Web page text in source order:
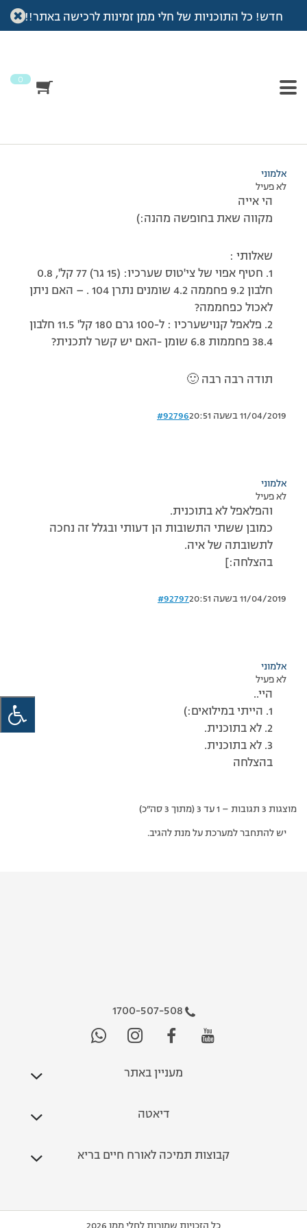
חדש! כל התוכניות של חלי ממן זמינות לרכישה באתר!!
0
עמוד הבית >דיונים>פורום >שאלות
מוצגות 3 תגובות – 1 עד 3 (מתוך 3 סה״כ)
אלמוני
לא פעיל
הי אייה
מקווה שאת בחופשה מהנה:)
שאלותי :
1. חטיף אפוי של צי'טוס שערכיו: (15 גר) 77 קל', 0.8
חלבון 9.2 פחממה 4.2 שומנים נתרן 104 . – האם ניתן
לאכול כפחממה?
2. פלאפל קנוישערכיו : ל-100 גרם 180 קל' 11.5 חלבון
38.4 פחממות 6.8 שומן -האם יש קשר לתכנית?
תודה רבה רבה 🙂
11/04/2019 בשעה 20:51 #92796
אלמוני
לא פעיל
והפלאפל לא בתוכנית.
כמובן ששתי התשובות הן דעותי ובגלל זה נחכה
לתשובתה של איה.
בהצלחה:]
11/04/2019 בשעה 20:51 #92797
אלמוני
לא פעיל
היי..
1. הייתי במילואים:)
2. לא בתוכנית.
3. לא בתוכנית.
בהצלחה
מוצגות 3 תגובות – 1 עד 3 (מתוך 3 סה״כ)
יש להתחבר למערכת על מנת להגיב.
1700-507-508
מעניין באתר
דיאטה
קבוצות תמיכה לאורח חיים בריא